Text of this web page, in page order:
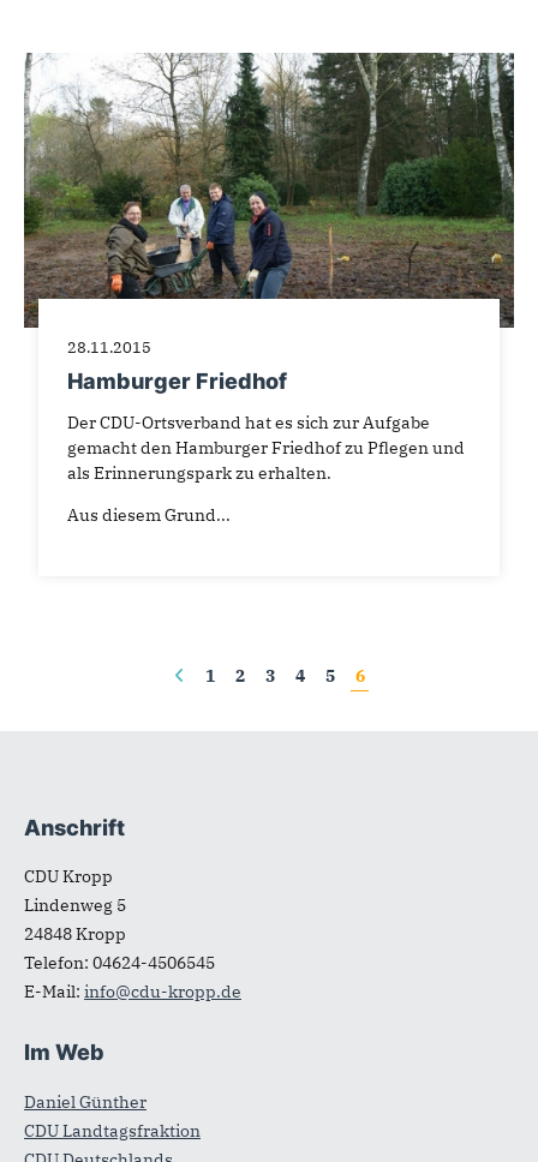
28.11.2015
Hamburger Friedhof
Der CDU-Ortsverband hat es sich zur Aufgabe
gemacht den Hamburger Friedhof zu Pflegen und
als Erinnerungspark zu erhalten.
Aus diesem Grund...
1 2 3 4 5 6
Fußbereich
Anschrift
CDU Kropp
Lindenweg 5
24848Kropp
Telefon: 04624-4506545
E-Mail: info@cdu-kropp.de
Im Web
Daniel Günther
CDU Landtagsfraktion